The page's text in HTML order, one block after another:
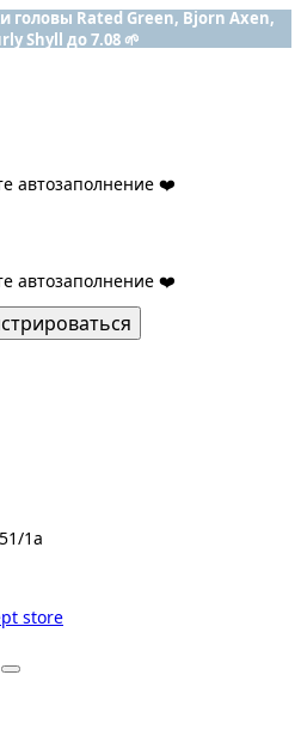
головы Rated Green, Bjorn Axen,
Shyll до 7.08 🌱
автозаполнение ❤️
автозаполнение ❤️
1а